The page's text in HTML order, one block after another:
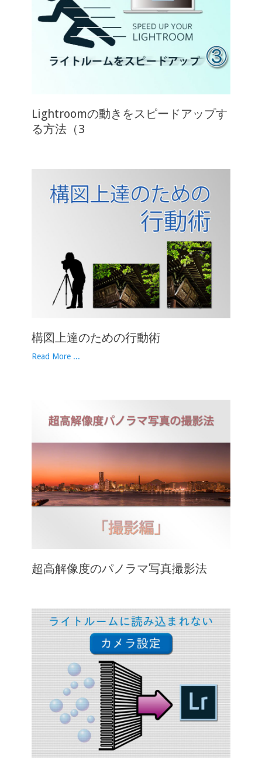
Lightroomの動きをスピードアップす
る方法（3
構図上達のための行動術
Read More ...
超高解像度のパノラマ写真撮影法